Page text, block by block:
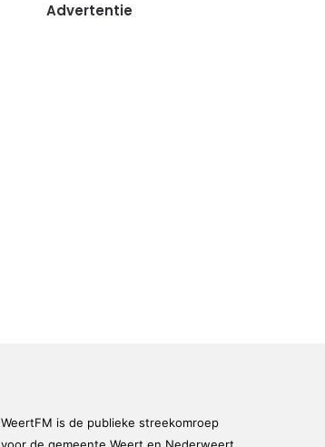
Advertentie
WeertFM is de publieke streekomroep